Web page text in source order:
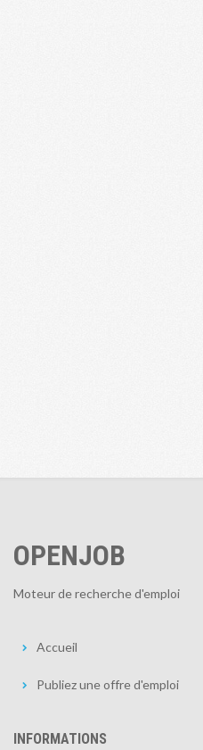
OPENJOB
Moteur de recherche d'emploi
Accueil
Publiez une offre d'emploi
INFORMATIONS